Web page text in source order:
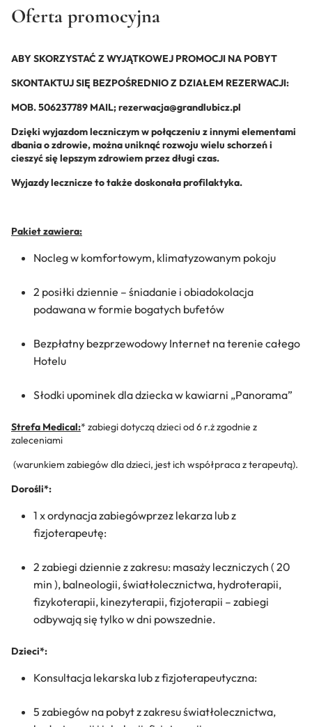
Oferta promocyjna
ABY SKORZYSTAĆ Z WYJĄTKOWEJ PROMOCJI NA POBYT
SKONTAKTUJ SIĘ BEZPOŚREDNIO Z DZIAŁEM REZERWACJI:
MOB. 506237789 MAIL; rezerwacja@grandlubicz.pl
Dzięki wyjazdom leczniczym w połączeniu z innymi elementami
dbania o zdrowie, można uniknąć rozwoju wielu schorzeń i
cieszyć się lepszym zdrowiem przez długi czas.
Wyjazdy lecznicze to także doskonała profilaktyka.
Pakiet zawiera:
Nocleg w komfortowym, klimatyzowanym pokoju
2 posiłki dziennie – śniadanie i obiadokolacja
podawana w formie bogatych bufetów
Bezpłatny bezprzewodowy Internet na terenie całego
Hotelu
Słodki upominek dla dziecka w kawiarni „Panorama”
Strefa Medical:* zabiegi dotyczą dzieci od 6 r.ż zgodnie z
zaleceniami
(warunkiem zabiegów dla dzieci, jest ich współpraca z terapeutą).
Dorośli*:
1 x ordynacja zabiegówprzez lekarza lub z
fizjoterapeutę:
2 zabiegi dziennie z zakresu: masaży leczniczych ( 20
min ), balneologii, światłolecznictwa, hydroterapii,
fizykoterapii, kinezyterapii, fizjoterapii – zabiegi
odbywają się tylko w dni powszednie.
Dzieci*:
Konsultacja lekarska lub z fizjoterapeutyczna:
5 zabiegów na pobyt z zakresu światłolecznictwa,